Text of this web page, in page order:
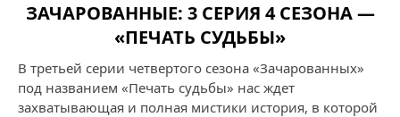
ЗАЧАРОВАННЫЕ: 3 СЕРИЯ 4 СЕЗОНА —
«ПЕЧАТЬ СУДЬБЫ»
В третьей серии четвертого сезона «Зачарованных»
под названием «Печать судьбы» нас ждет
захватывающая и полная мистики история, в которой